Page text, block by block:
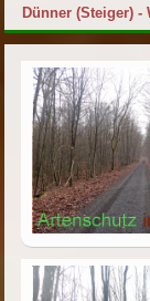
Dünner (Steiger)